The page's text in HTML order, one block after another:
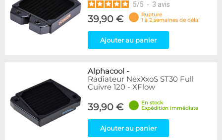
5/5 - 3 avis
39,90 €
Rupture
1 à 2 semaines de délai
Ajouter au panier
Alphacool -
Radiateur NexXxoS ST30 Full
Cuivre 120 - XFlow
39,90 €
En stock
Expédition immédiate
Ajouter au panier